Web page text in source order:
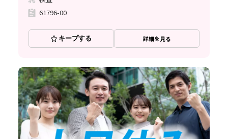
61796-00
キープする 詳細を見る